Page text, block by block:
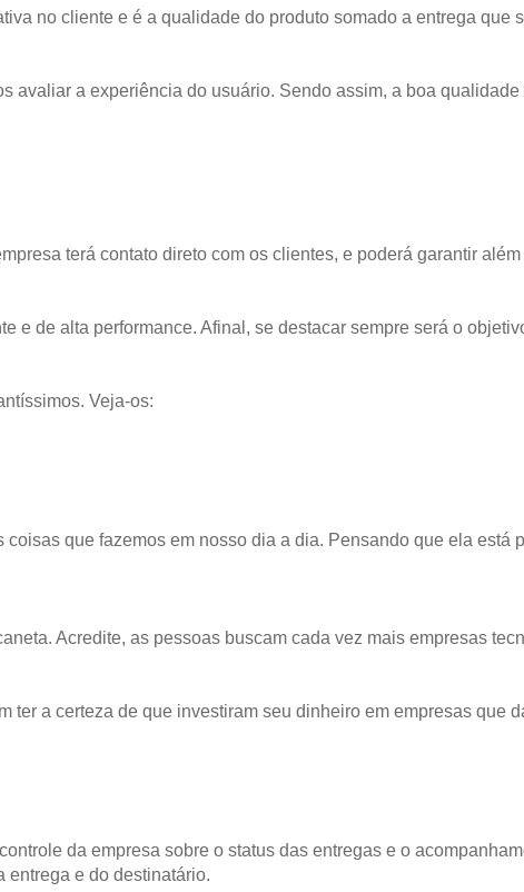
no cliente e é a qualidade do produto somado a entrega que
avaliar a experiência do usuário. Sendo assim, a boa
terá contato direto com os clientes, e poderá garantir
e de alta performance. Afinal, se destacar sempre será o
Veja-os:
que fazemos em nosso dia a dia. Pensando que ela está
Acredite, as pessoas buscam cada vez mais empresas
ter a certeza de que investiram seu dinheiro em empresas que
da empresa sobre o status das entregas e o
entrega e do destinatário.